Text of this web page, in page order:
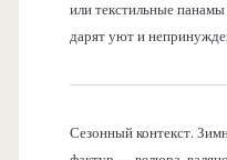
или текстильные
дарят уют и
Сезонный контекст.